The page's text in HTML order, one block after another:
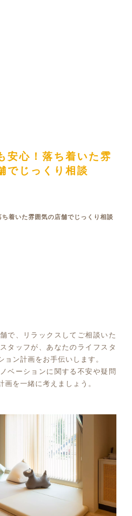
安心！落ち着いた雰
でじっくり相談
で、リラックスしてご相談いた
タッフが、あなたのライフスタ
ョン計画をお手伝いします。
ベーションに関する不安や疑問
画を一緒に考えましょう。